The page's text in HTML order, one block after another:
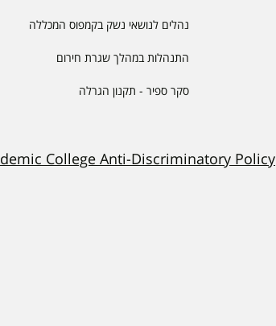
נהלים לנושאי נשק בקמפוס המכללה
התנהלות במהלך שגרת חירום
סקר ספיר - תקנון הגרלה
College Anti-Discriminatory Policy